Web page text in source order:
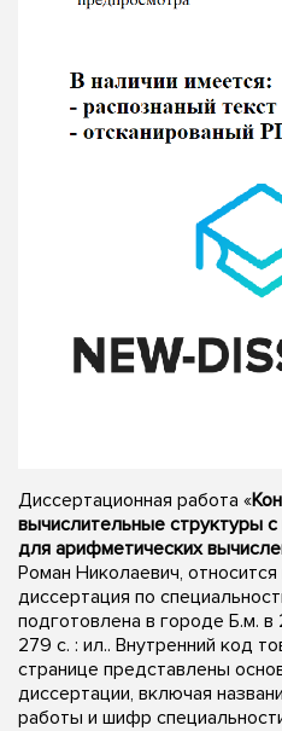
Диссертационная работа «
вычислительные структуры
для арифметических
Роман Николаевич, относится
диссертация по
подготовлена в городе Б.м.
279 с. : ил.. Внутренний код
странице представлены
диссертации, включая
работы и шифр